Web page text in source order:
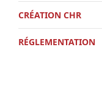
CRÉATION CHR
RÉGLEMENTATION